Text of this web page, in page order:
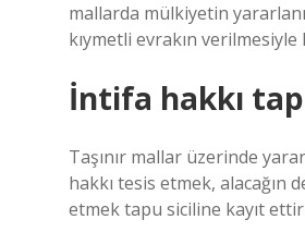
mallarda mülkiyetin
kıymetli evrakın
İntifa hakkı
Taşınır mallar üzerinde
hakkı tesis etmek, alacağın
etmek tapu siciline kayıt